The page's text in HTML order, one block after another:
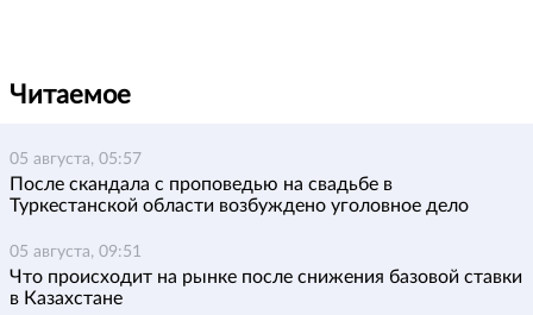
Читаемое
05 августа, 05:57
После скандала с проповедью на свадьбе в
Туркестанской области возбуждено уголовное дело
05 августа, 09:51
Что происходит на рынке после снижения базовой ставки
в Казахстане